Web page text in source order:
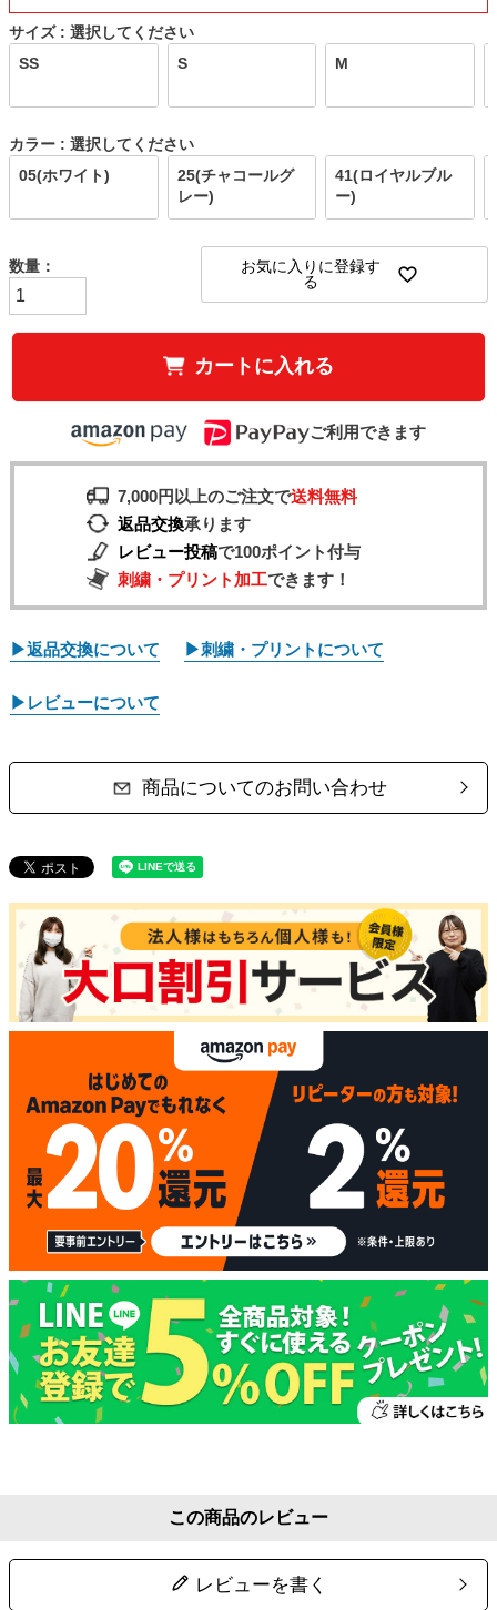
サイズ
選択してください
SS
S M
カラー
選択してください
05(ホワイト)
25(チャコールグ
レー)
41(ロイヤルブル
ー)
お気に入りに登録す
る
カートに入れる
ご利用できます
7,000円以上のご注文で送料無料
返品交換承ります
レビュー投稿で100ポイント付与
刺繍・プリント加工できます！
▶返品交換について ▶刺繍・プリントについて
▶レビューについて
商品についてのお問い合わせ
この商品のレビュー
レビューを書く